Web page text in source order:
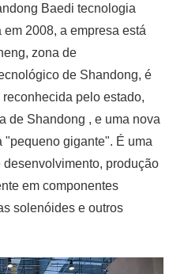
Baedi tecnologia
2008, a empresa está
zona de
de Shandong, é
pelo estado,
de Shandong , e uma nova
gigante". É uma
produção
em componentes
solenóides e outros